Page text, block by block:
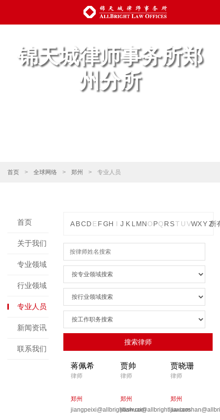
锦天城律师事务所郑
州分所
首页 > 全球网络 > 郑州 > 专业人员
首页
关于我们
专业领域
行业领域
专业人员
新闻资讯
联系我们
ABCDE FGH I J K L MNOPQR ST UVWXYZ
所
蒋佩希
律师
郑州
jiangpeixi@allbrightlaw.com
贾帅
律师
郑州
jiashuai@allbrightlaw.com
贾晓珊
律师
郑州